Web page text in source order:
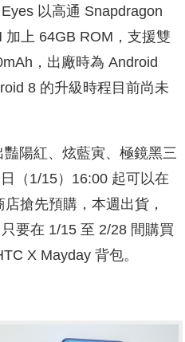
以高通 Snapdragon
上 64GB ROM，支援雙
，出廠時為 Android
8 的升級時程目前尚未
陽紅、炫藍寅、極鏡黑三
（1/15）16:00 起可以在
搶先預購，本週出貨，
要在 1/15 至 2/28 間購買
X Mayday 背包。